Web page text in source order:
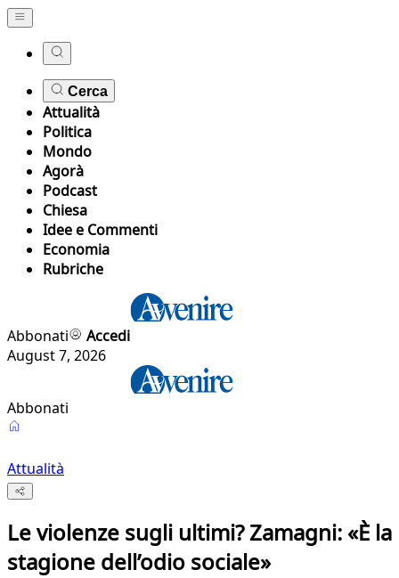
Cerca
Attualità
Politica
Mondo
Agorà
Podcast
Chiesa
Idee e Commenti
Economia
Rubriche
Abbonati
Accedi
August 7, 2026
Abbonati
Attualità
Le violenze sugli ultimi? Zamagni: «È la
stagione dell’odio sociale»